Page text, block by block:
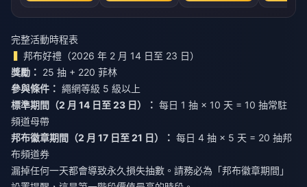
完整活動時程表
邦布好禮（2026 年 2 月 14 日至 23 日）
獎勵： 25 抽 + 220 菲林
參與條件： 繩網等級 5 級以上
標準期間（2 月 14 日至 23 日）： 每日 1 抽 × 10 天 = 10 抽常駐
頻道母帶
邦布徽章期間（2 月 17 日至 21 日）： 每日 4 抽 × 5 天 = 20 抽邦
布頻道券
漏掉任何一天都會導致永久損失抽數。請務必為「邦布徽章期間」